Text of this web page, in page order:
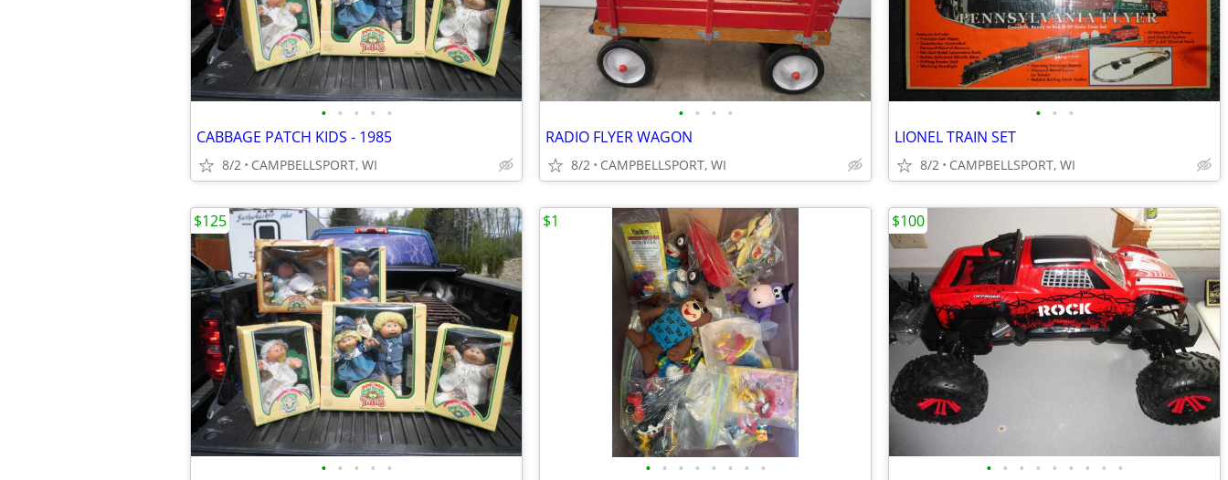
• • • • •
CABBAGE PATCH KIDS - 1985
8/2 CAMPBELLSPORT, WI
• • • •
RADIO FLYER WAGON
8/2 CAMPBELLSPORT, WI
• • •
LIONEL TRAIN SET
8/2 CAMPBELLSPORT, WI
• • • • •
$125
• • • • • • • •
$1
• • • • • • • • •
$100